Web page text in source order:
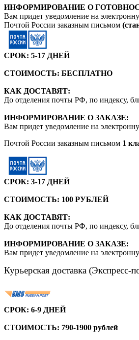
ИНФОРМИРОВАНИЕ О
Вам придет уведомление на
Почтой России заказным письмом
СРОК: 5-17 ДНЕЙ
СТОИМОСТЬ: БЕСПЛАТНО
КАК ДОСТАВЯТ:
До отделения почты РФ, по индексу,
ИНФОРМИРОВАНИЕ О ЗАКАЗЕ:
Вам придет уведомление на
Почтой России заказным письмом 1
СРОК: 3-17 ДНЕЙ
СТОИМОСТЬ: 100 РУБЛЕЙ
КАК ДОСТАВЯТ:
До отделения почты РФ, по индексу,
ИНФОРМИРОВАНИЕ О ЗАКАЗЕ:
Вам придет уведомление на
Курьерская доставка (Экспресс-
СРОК: 6-9 ДНЕЙ
СТОИМОСТЬ: 790-1900 рублей